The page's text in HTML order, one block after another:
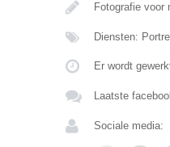
Fotografie voor
Diensten:
Er wordt
Laatste
Sociale media: